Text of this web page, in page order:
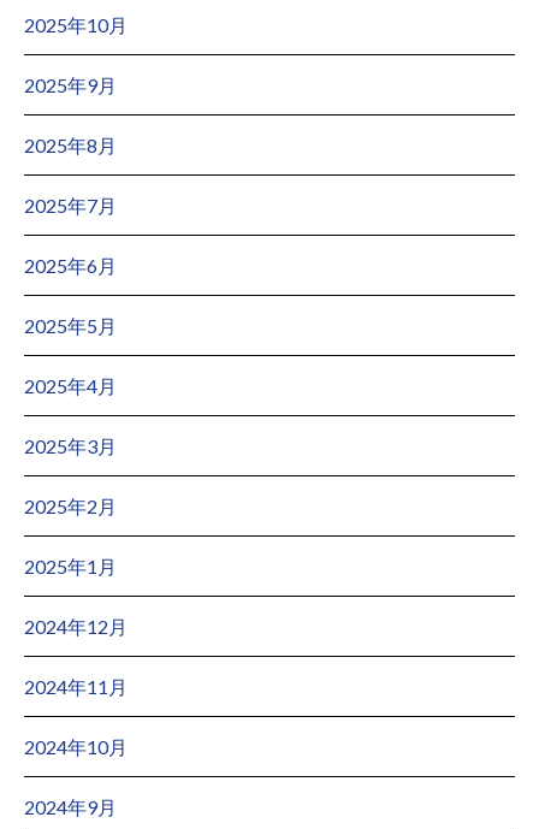
2025年10月
2025年9月
2025年8月
2025年7月
2025年6月
2025年5月
2025年4月
2025年3月
2025年2月
2025年1月
2024年12月
2024年11月
2024年10月
2024年9月